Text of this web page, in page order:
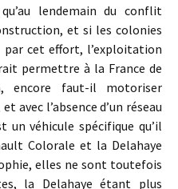
lendemain du conflit
et si les colonies
cet effort, l’exploitation
permettre à la France de
encore faut-il motoriser
avec l’absence d’un réseau
un véhicule spécifique qu’il
Colorale et la Delahaye
elles ne sont toutefois
la Delahaye étant plus